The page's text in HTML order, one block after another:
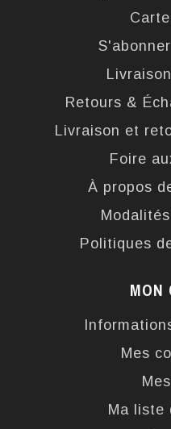
Retours &
Livraison et
Foire
À propos
Politiques
MON
Mes
Ma liste